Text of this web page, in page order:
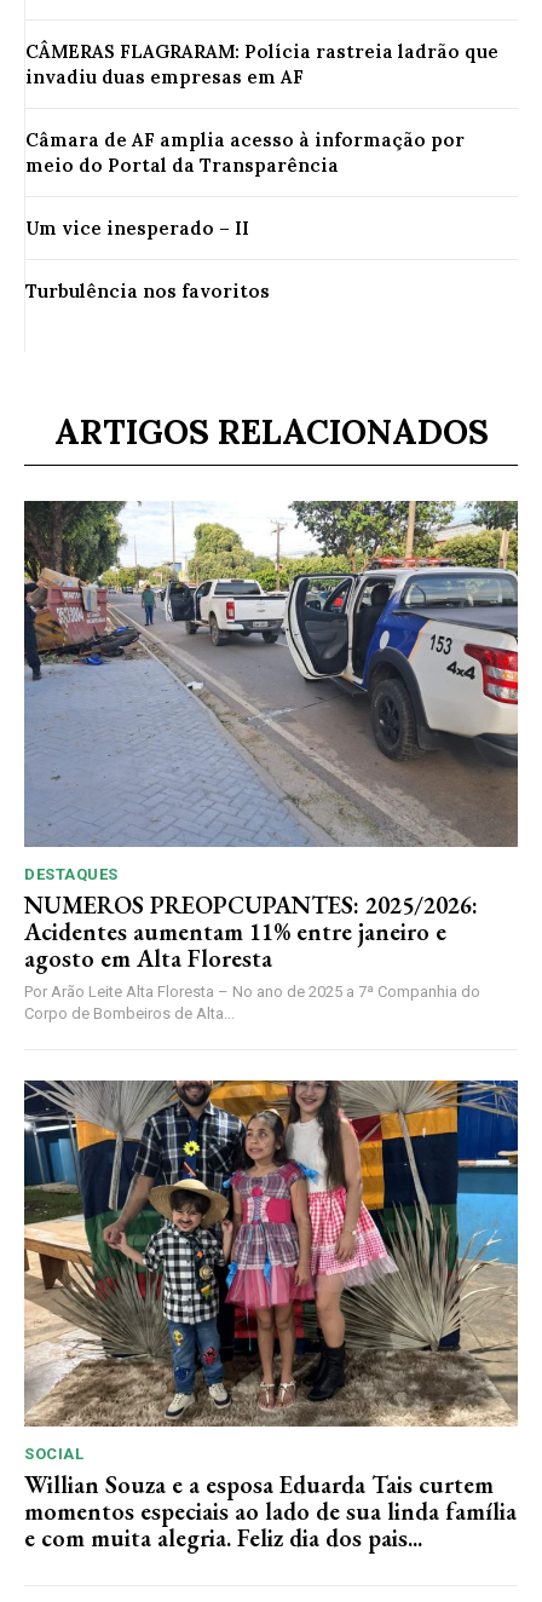
CÂMERAS FLAGRARAM: Polícia rastreia ladrão que
invadiu duas empresas em AF
Câmara de AF amplia acesso à informação por
meio do Portal da Transparência
Um vice inesperado – II
Turbulência nos favoritos
ARTIGOS RELACIONADOS
DESTAQUES
NUMEROS PREOPCUPANTES: 2025/2026:
Acidentes aumentam 11% entre janeiro e
agosto em Alta Floresta
Por Arão Leite Alta Floresta – No ano de 2025 a 7ª Companhia do
Corpo de Bombeiros de Alta...
SOCIAL
Willian Souza e a esposa Eduarda Tais curtem
momentos especiais ao lado de sua linda família
e com muita alegria. Feliz dia dos pais...